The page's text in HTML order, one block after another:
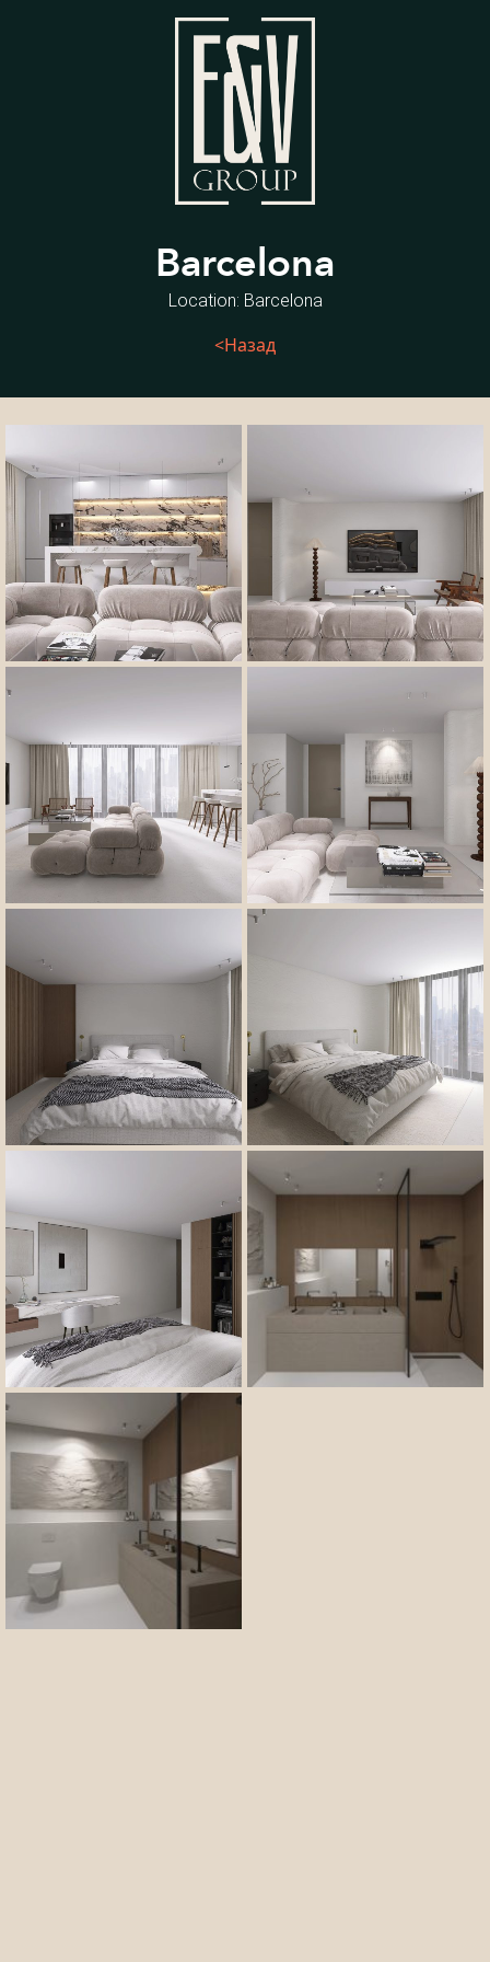
Barcelona
Location: Barcelona
<Назад